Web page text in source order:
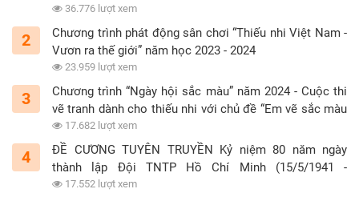
36.776 lượt xem
2
Chương trình phát động sân chơi “Thiếu nhi Việt Nam -
Vươn ra thế giới” năm học 2023 - 2024
23.959 lượt xem
3
Chương trình “Ngày hội sắc màu” năm 2024 - Cuộc thi
vẽ tranh dành cho thiếu nhi với chủ đề “Em vẽ sắc màu
tình nguyện”
17.682 lượt xem
4
ĐỀ CƯƠNG TUYÊN TRUYỀN Kỷ niệm 80 năm ngày
thành lập Đội TNTP Hồ Chí Minh (15/5/1941 -
15/5/2021)
17.552 lượt xem